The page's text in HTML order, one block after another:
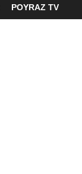
POYRAZ TV